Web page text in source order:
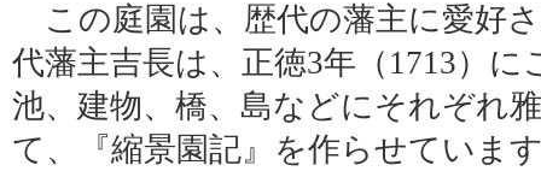
この庭園は、歴代の藩主に愛好
代藩主吉長は、正徳3年（1713）
池、建物、橋、島などにそれぞれ
て、『縮景園記』を作らせていま